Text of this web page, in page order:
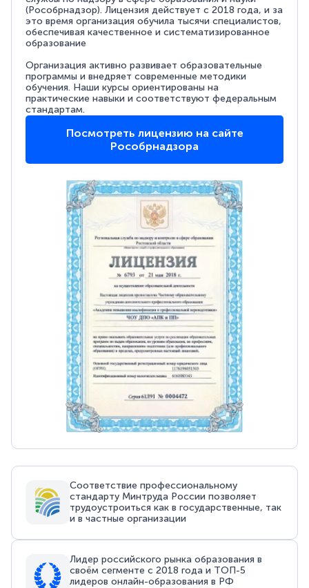
(Рособрнадзор). Лицензия действует с 2018 года, и за
это время организация обучила тысячи специалистов,
обеспечивая качественное и систематизированное
образование
Организация активно развивает образовательные
программы и внедряет современные методики
обучения. Наши курсы ориентированы на
практические навыки и соответствуют федеральным
стандартам.
Посмотреть лицензию на сайте
Рособрнадзора
Соответствие профессиональному
стандарту Минтруда России позволяет
трудоустроиться как в государственные, так
и в частные организации
Лидер российского рынка образования в
своём сегменте с 2018 года и ТОП-5
лидеров онлайн-образования в РФ